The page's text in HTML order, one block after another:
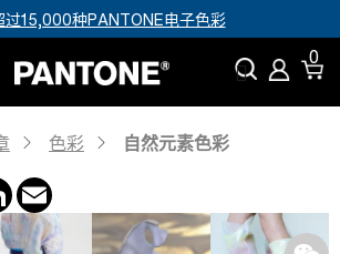
过15,000种PANTONE电子色彩
0
色彩
自然元素色彩
LinkedIn